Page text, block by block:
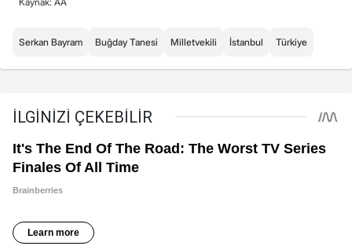
Serkan Bayram Buğday Tanesi Milletvekili İstanbul Türkiye